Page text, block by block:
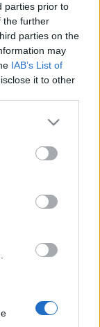
parties prior to
the further
parties on the
may
IAB’s List of
it to other
more Google
may click to
party tags to
below Google
fedezhető
gyűjtőknek,
azonosította, azt